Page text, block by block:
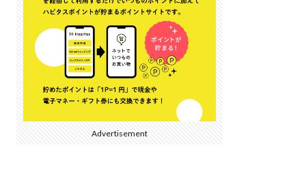
Advertisement